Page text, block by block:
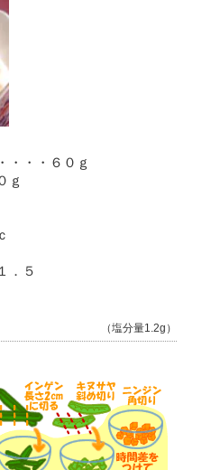
・・・６０ｇ
ｇ
．５
（塩分量1.2g）